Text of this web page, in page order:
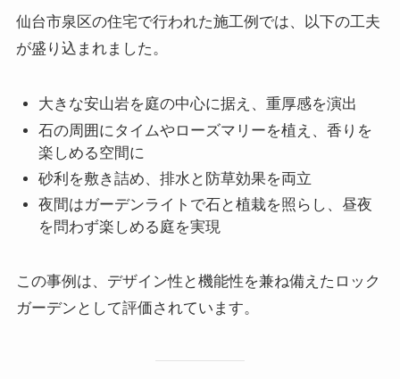
仙台市泉区の住宅で行われた施工例では、以下の工夫
が盛り込まれました。
大きな安山岩を庭の中心に据え、重厚感を演出
石の周囲にタイムやローズマリーを植え、香りを
楽しめる空間に
砂利を敷き詰め、排水と防草効果を両立
夜間はガーデンライトで石と植栽を照らし、昼夜
を問わず楽しめる庭を実現
この事例は、デザイン性と機能性を兼ね備えたロック
ガーデンとして評価されています。